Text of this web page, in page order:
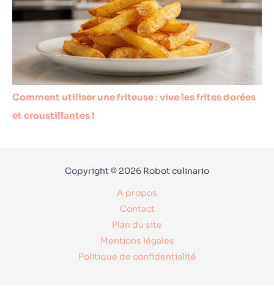
Comment utiliser une friteuse : vive les frites dorées
et croustillantes !
Copyright © 2026 Robot culinario
A propos
Contact
Plan du site
Mentions légales
Politique de confidentialité